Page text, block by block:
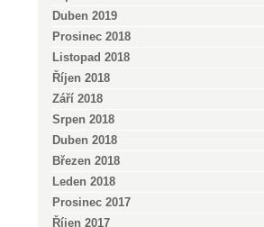
Duben 2019
Prosinec 2018
Listopad 2018
Říjen 2018
Září 2018
Srpen 2018
Duben 2018
Březen 2018
Leden 2018
Prosinec 2017
Říjen 2017